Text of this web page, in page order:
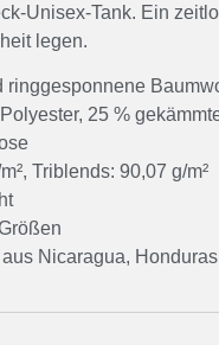
Unisex-Tank. Ein
legen.
ringgesponnene
25 %
Triblends: 90,07 g/m²
Nicaragua,